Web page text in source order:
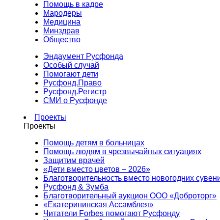
Помощь в кадре
Мародеры
Медицина
Минздрав
Общество
Эндаумент Русфонда
Особый случай
Помогают дети
Русфонд.Право
Русфонд.Регистр
СМИ о Русфонде
Проекты
Проекты
Помощь детям в больницах
Помощь людям в чрезвычайных ситуациях
Защитим врачей
«Дети вместо цветов – 2026»
Благотворительность вместо новогодних
Русфонд & Зумба
Благотворительный аукцион ООО «Доброторг»
«Екатерининская Ассамблея»
Читатели Forbes помогают Русфонду